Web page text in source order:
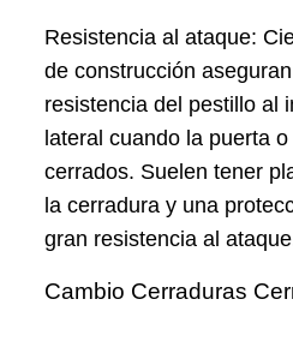
Resistencia al ataque:
de construcción
resistencia del pestillo al
lateral cuando la puerta
cerrados. Suelen tener
la cerradura y una
gran resistencia al
Cambio Cerraduras